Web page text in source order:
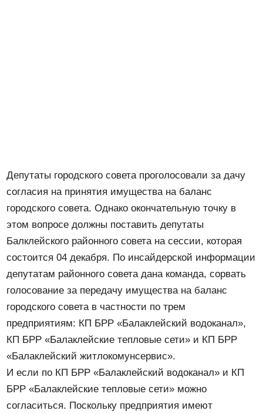
Депутаты городского совета проголосовали за дачу
согласия на принятия имущества на баланс
городского совета. Однако окончательную точку в
этом вопросе должны поставить депутаты
Балклейского районного совета на сессии, которая
состоится 04 декабря. По инсайдерской информации
депутатам районного совета дана команда, сорвать
голосование за передачу имущества на баланс
городского совета в частности по трем
предприятиям: КП БРР «Балаклейский водоканал»,
КП БРР «Балаклейские тепловые сети» и КП БРР
«Балаклейский житлокомунсервис».
И если по КП БРР «Балаклейский водоканал» и КП
БРР «Балаклейские тепловые сети» можно
согласиться. Поскольку предприятия имеют